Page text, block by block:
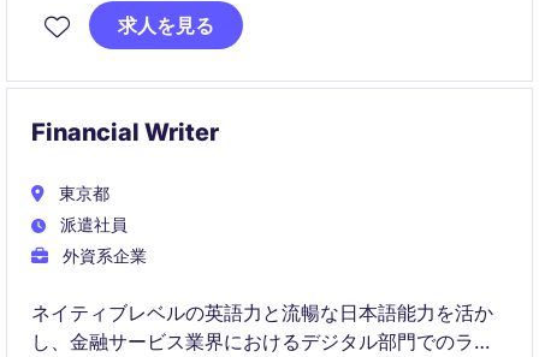
の成長を支援します。
求人を見る
Financial Writer
東京都
派遣社員
外資系企業
ネイティブレベルの英語力と流暢な日本語能力を活か
し、金融サービス業界におけるデジタル部門でのライ